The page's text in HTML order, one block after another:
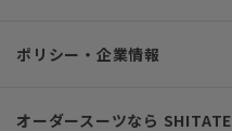
ポリシー・企業情報
オーダースーツなら SHITATE